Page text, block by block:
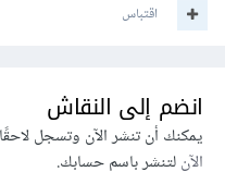
اقتباس
انضم إلى النقاش
يمكنك أن تنشر الآن وتسجل
الآنلتنشر باسم حسابك.